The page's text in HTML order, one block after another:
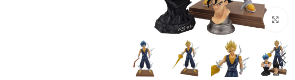
بزرگنمایی تصویر